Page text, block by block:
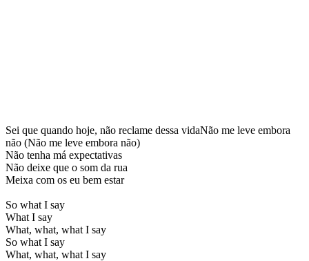
Sei que quando hoje, não reclame dessa vidaNão me leve embora
não (Não me leve embora não)
Não tenha má expectativas
Não deixe que o som da rua
Meixa com os eu bem estar
So what I say
What I say
What, what, what I say
So what I say
What, what, what I say